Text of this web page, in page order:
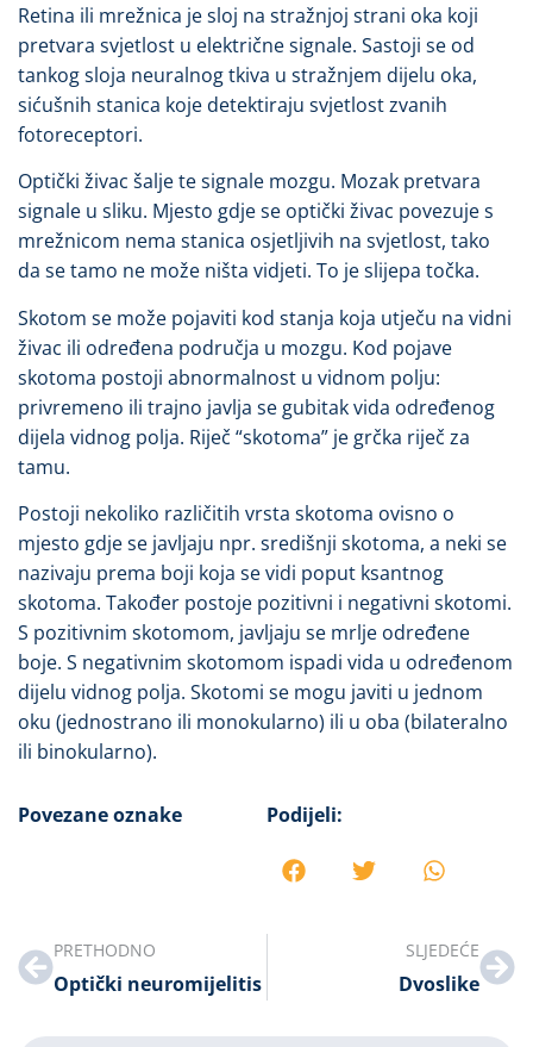
Retina ili mrežnica je sloj na stražnjoj strani oka koji
pretvara svjetlost u električne signale. Sastoji se od
tankog sloja neuralnog tkiva u stražnjem dijelu oka,
sićušnih stanica koje detektiraju svjetlost zvanih
fotoreceptori.
Optički živac šalje te signale mozgu. Mozak pretvara
signale u sliku. Mjesto gdje se optički živac povezuje s
mrežnicom nema stanica osjetljivih na svjetlost, tako
da se tamo ne može ništa vidjeti. To je slijepa točka.
Skotom se može pojaviti kod stanja koja utječu na vidni
živac ili određena područja u mozgu. Kod pojave
skotoma postoji abnormalnost u vidnom polju:
privremeno ili trajno javlja se gubitak vida određenog
dijela vidnog polja. Riječ “skotoma” je grčka riječ za
tamu.
Postoji nekoliko različitih vrsta skotoma ovisno o
mjesto gdje se javljaju npr. središnji skotoma, a neki se
nazivaju prema boji koja se vidi poput ksantnog
skotoma. Također postoje pozitivni i negativni skotomi.
S pozitivnim skotomom, javljaju se mrlje određene
boje. S negativnim skotomom ispadi vida u određenom
dijelu vidnog polja. Skotomi se mogu javiti u jednom
oku (jednostrano ili monokularno) ili u oba (bilateralno
ili binokularno).
Povezane oznake Podijeli:
PRETHODNO
Optički neuromijelitis
SLJEDEĆE
Dvoslike